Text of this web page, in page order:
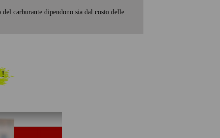
carburante dipendono sia dal costo delle
!